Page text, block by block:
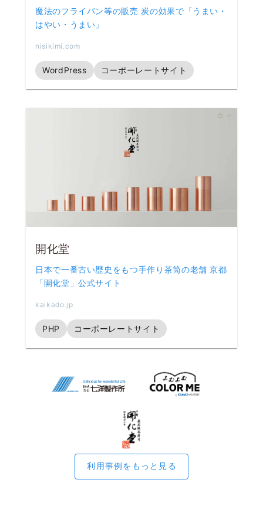
魔法のフライパン等の販売 炭の効果で「うまい・
はやい・うまい」
nisikimi.com
WordPress コーポーレートサイト
開化堂
日本で一番古い歴史をもつ手作り茶筒の老舗 京都
「開化堂」公式サイト
kaikado.jp
PHP コーポーレートサイト
利用事例をもっと見る